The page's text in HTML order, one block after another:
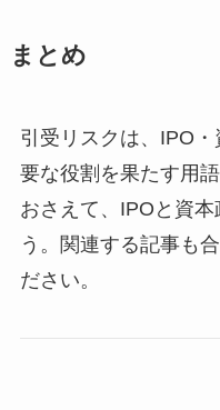
まとめ
引受リスクは、IPO
要な役割を果たす用
おさえて、IPOと資
う。関連する記事も
ださい。